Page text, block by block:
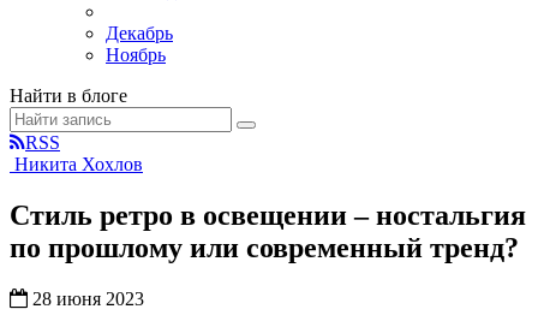
Декабрь
Ноябрь
Найти в блоге
RSS
Никита Хохлов
Стиль ретро в освещении – ностальгия
по прошлому или современный тренд?
28 июня 2023